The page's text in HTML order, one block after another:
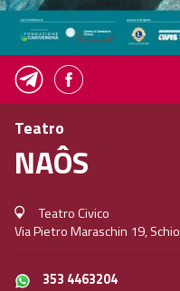
Teatro
NAÔS
Teatro Civico
Via Pietro Maraschin 19, Schio
353 4463204